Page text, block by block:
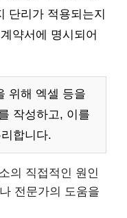
단리가 적용되는지
약서에 명시되어
위해 엑셀 등을
작성하고, 이를
합니다.
의 직접적인 원인
전문가의 도움을